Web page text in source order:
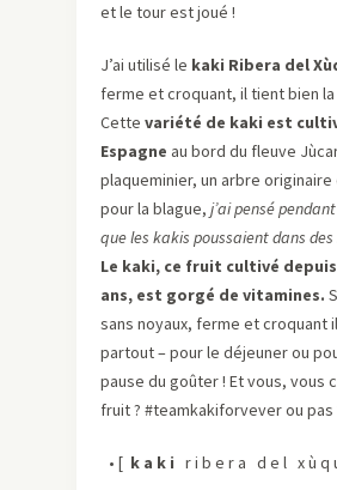
et le tour est joué !
J’ai utilisé le kaki Ribera del
ferme et croquant, il tient bien la
Cette variété de kaki est
Espagne au bord du fleuve
plaqueminier, un arbre originaire
pour la blague, j’ai pensé
que les kakis poussaient dans
Le kaki, ce fruit cultivé depuis
ans, est gorgé de vitamines.
sans noyaux, ferme et croquant
partout – pour le déjeuner ou
pause du goûter ! Et vous, vous
fruit ? #teamkakiforvever ou pas
• [ k a k i r i b e r a d e l x ù q